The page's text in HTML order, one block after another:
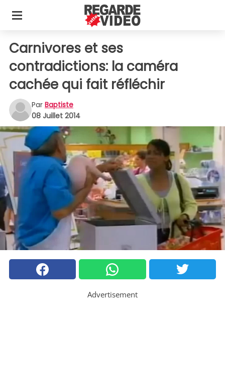
Carnivores et ses
contradictions: la caméra
cachée qui fait réfléchir
Par Baptiste
08 Juillet 2014
Advertisement